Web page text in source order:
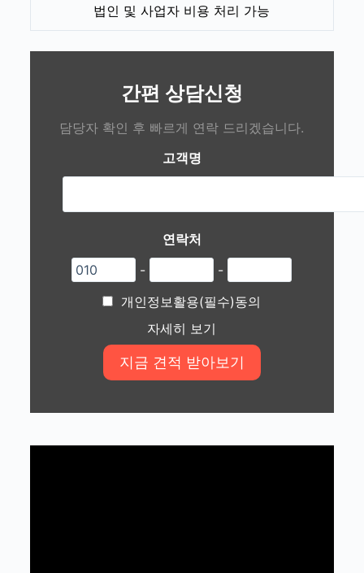
법인 및 사업자 비용 처리 가능
간편 상담신청
담당자 확인 후 빠르게 연락 드리겠습니다.
고객명
연락처
-
-
개인정보활용(필수)동의
자세히 보기